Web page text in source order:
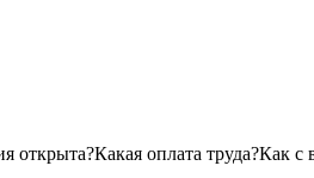
оплата труда?Как с